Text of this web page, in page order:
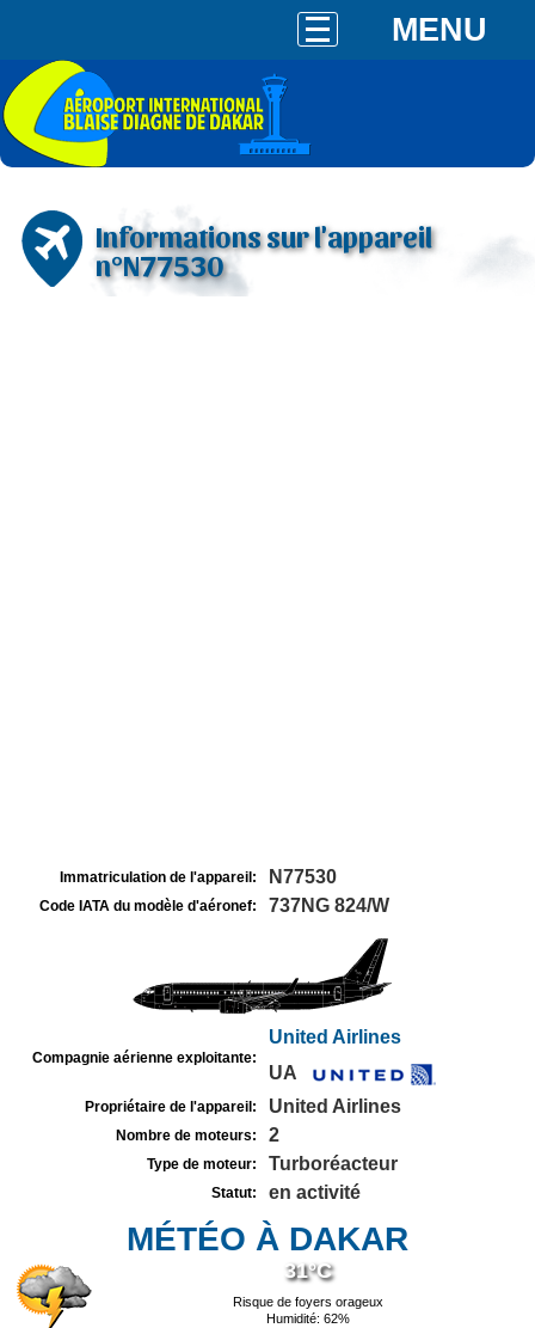
MENU
Informations sur l'appareil
n°N77530
Immatriculation de l'appareil: N77530
Code IATA du modèle d'aéronef: 737NG 824/W
Compagnie aérienne exploitante:
United Airlines
UA
Propriétaire de l'appareil: United Airlines
Nombre de moteurs: 2
Type de moteur: Turboréacteur
Statut: en activité
MÉTÉO À DAKAR
31°C
Risque de foyers orageux
Humidité: 62%